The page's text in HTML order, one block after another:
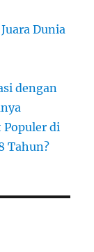
Dunia
dengan
Populer di
Tahun?